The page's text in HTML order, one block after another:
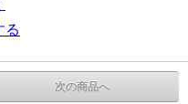
る
次の商品へ